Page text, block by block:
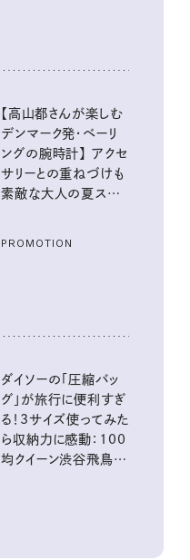
【高山都さんが楽しむ
デンマーク発・ベーリ
ングの腕時計】 アクセ
サリーとの重ねづけも
素敵な大人の夏スタイ
PROMOTION
ダイソーの「圧縮バッ
グ」が旅行に便利すぎ
る！3サイズ使ってみた
ら収納力に感動：100
均クイーン渋谷飛鳥の